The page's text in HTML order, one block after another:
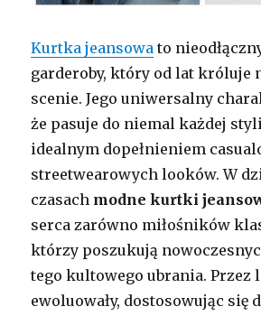
Kurtka jeansowa to
garderoby, który od lat króluje
scenie. Jego uniwersalny
że pasuje do niemal każdej
idealnym dopełnieniem
streetwearowych looków. W
czasach modne kurtki
serca zarówno miłośników
którzy poszukują
tego kultowego ubrania. Przez
ewoluowały, dostosowując się